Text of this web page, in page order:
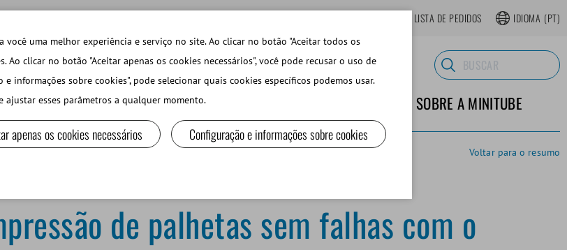
LISTA DE PEDIDOS IDIOMA (PT)
RUMIANTES Y CAMÉLIDOS EQUIPOS Y MATERIALES DE LABORATORIO SOBRE A MINITUBE
Voltar para o resumo
de palhetas sem falhas com o
você uma melhor experiência e serviço no site. Ao clicar no botão "Aceitar todos os
Ao clicar no botão "Aceitar apenas os cookies necessários", você pode recusar o uso de
e informações sobre cookies", pode selecionar quais cookies específicos podemos usar.
esses parâmetros a qualquer momento.
apenas os cookies necessários Configuração e informações sobre cookies